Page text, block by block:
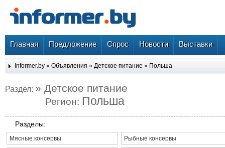
Главная Предложение Спрос Новости Выставки
Informer.by » Объявления » Детское питание » Польша
Раздел: » Детское питание
Регион: Польша
Разделы:
Мясные консервы Рыбные консервы